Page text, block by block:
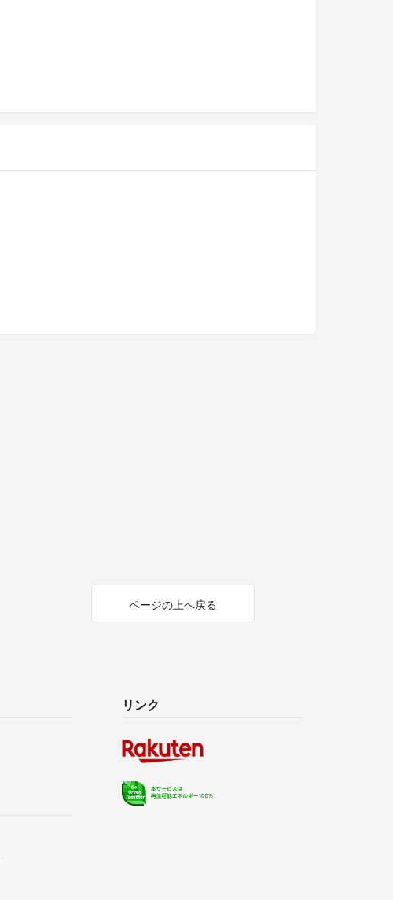
ページの上へ戻る
リンク